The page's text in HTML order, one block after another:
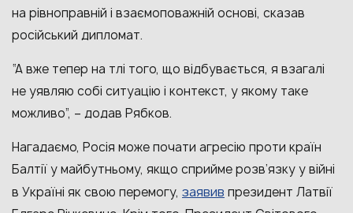
на рівноправній і взаємоповажній основі, сказав
російський дипломат.
“А вже тепер на тлі того, що відбувається, я взагалі
не уявляю собі ситуацію і контекст, у якому таке
можливо”, – додав Рябков.
Нагадаємо, Росія може почати агресію проти країн
Балтії у майбутньому, якщо сприйме розв’язку у війні
в Україні як свою перемогу, заявив президент Латвії